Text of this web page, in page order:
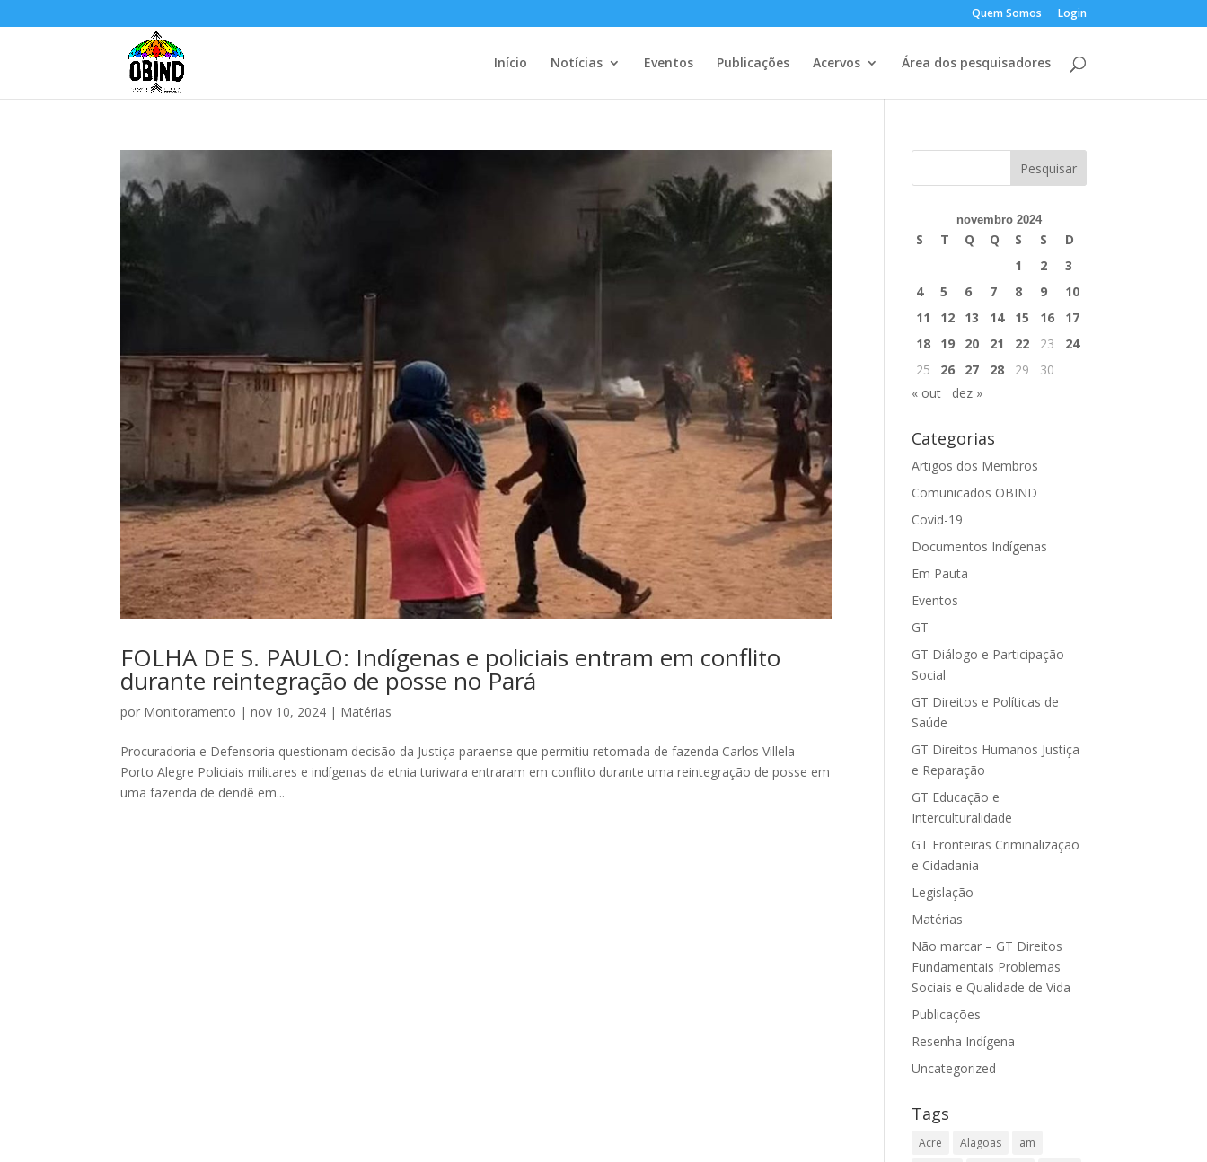
Quem Somos Login
Início Notícias Eventos Publicações Acervos Área dos pesquisadores
FOLHA DE S. PAULO: Indígenas e policiais entram em conflito
durante reintegração de posse no Pará
por Monitoramento |nov 10, 2024 | Matérias
Procuradoria e Defensoria questionam decisão da Justiça paraense que permitiu retomada de fazenda Carlos Villela
Porto Alegre Policiais militares e indígenas da etnia turiwara entraram em conflito durante uma reintegração de posse em
uma fazenda de dendê em...
novembro 2024
S T Q Q S S
D
1
2
3
4
5 6 7 8 9
10
11
12 13 14 15 16
17
18
19 20 21 22 23
24
25
26 27 28 29
30
« out
dez »
Categorias
Artigos dos Membros
Comunicados OBIND
Covid-19
Documentos Indígenas
Em Pauta
Eventos
GT
GT Diálogo e Participação
Social
GT Direitos e Políticas de
Saúde
GT Direitos Humanos Justiça
e Reparação
GT Educação e
Interculturalidade
GT Fronteiras Criminalização
e Cidadania
Legislação
Matérias
Não marcar – GT Direitos
Fundamentais Problemas
Sociais e Qualidade de Vida
Publicações
Resenha Indígena
Uncategorized
Tags
Acre Alagoas
am